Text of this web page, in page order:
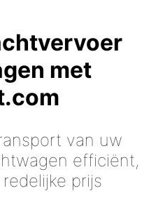
met
van uw
efficiënt,
prijs